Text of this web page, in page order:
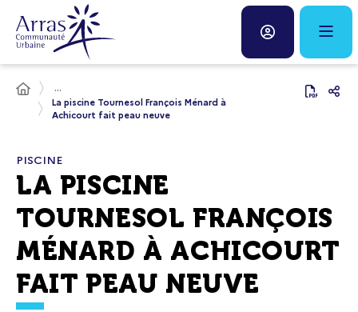
Panneau de gestion des cookies
...
La piscine Tournesol François Ménard à
Achicourt fait peau neuve
PISCINE
LA PISCINE
TOURNESOL FRANÇOIS
MÉNARD À ACHICOURT
FAIT PEAU NEUVE
Fenêtre
de
chat